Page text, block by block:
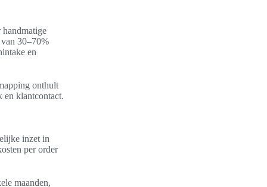
30–70%
en
onthult
en klantcontact.
inzet in
per order
maanden,